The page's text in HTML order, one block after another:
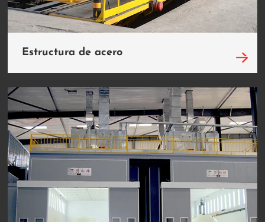
Estructura de acero